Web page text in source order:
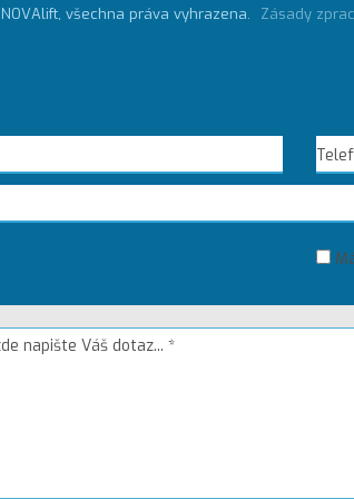
všechna práva vyhrazena. Zásady